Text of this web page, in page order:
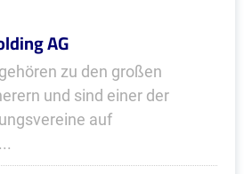
AG
zu den großen
und sind einer der
auf